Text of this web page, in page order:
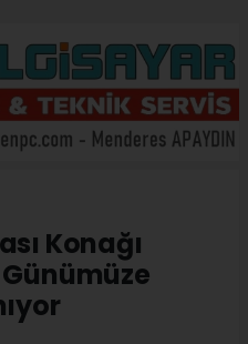
Konağı